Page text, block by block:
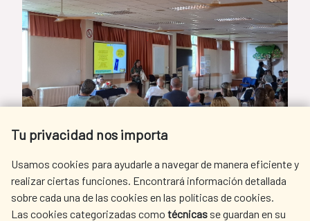
Tu privacidad nos importa
Usamos cookies para ayudarle a navegar de manera eficiente y
realizar ciertas funciones. Encontrará información detallada
sobre cada una de las cookies en las políticas de cookies.
Las cookies categorizadas como técnicas se guardan en su